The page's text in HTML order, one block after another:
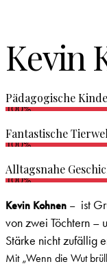
Kevin
Pädagogische
100%
Fantastische
100%
Alltagsnahe
100%
Kevin Kohnen – ist
von zwei Töchtern –
Stärke nicht zufällig
Mit „Wenn die Wut